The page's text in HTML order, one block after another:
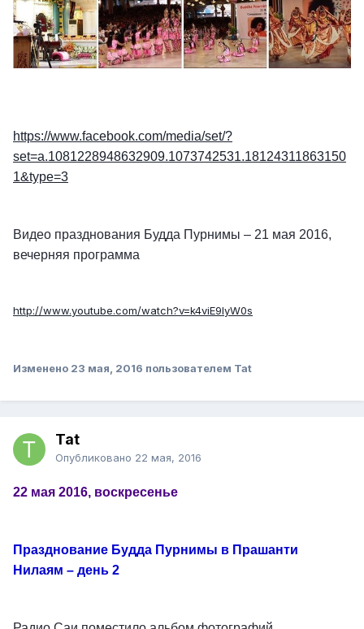
https://www.facebook.com/media/set/?
set=a.1081228948632909.1073742531.18124311863150
1&type=3
Видео празднования Будда Пурнимы – 21 мая 2016,
вечерняя программа
http://www.youtube.com/watch?v=k4viE9IyW0s
Изменено 23 мая, 2016 пользователем Tat
Tat
Опубликовано 22 мая, 2016
22 мая 2016, воскресенье
Празднование Будда Пурнимы в Прашанти
Нилаям – день 2